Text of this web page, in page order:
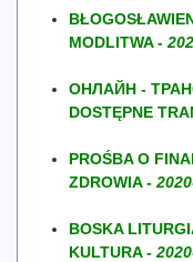
MODLITWA -
ОНЛАЙН -
DOSTĘPNE
PROŚBA O
ZDROWIA -
BOSKA
KULTURA -